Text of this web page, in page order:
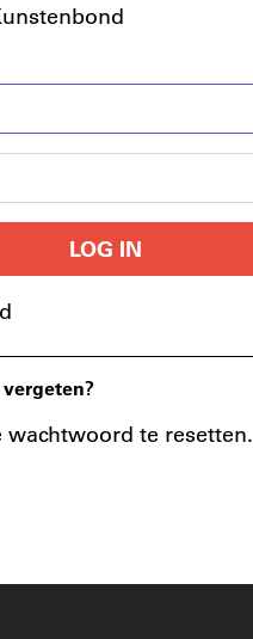
LOG IN
wachtwoord te resetten.